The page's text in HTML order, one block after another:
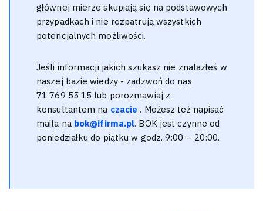
głównej mierze skupiają się na podstawowych
przypadkach i nie rozpatrują wszystkich
potencjalnych możliwości.
Jeśli informacji jakich szukasz nie znalazłeś w
naszej bazie wiedzy - zadzwoń do nas
71 769 55 15 lub porozmawiaj z
konsultantem na czacie. Możesz też napisać
maila na bok@ifirma.pl. BOK jest czynne od
poniedziałku do piątku w godz. 9:00 – 20:00.